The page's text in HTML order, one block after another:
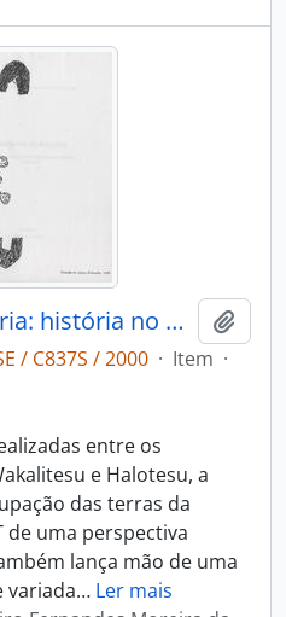
Senhores da memória: história no universo das Nambiquara do Cerrado 1942-1968
/ C837S / 2000 · Item ·
entre os
e Halotesu, a
das terras da
de uma perspectiva
lança mão de uma
variada… Ler mais